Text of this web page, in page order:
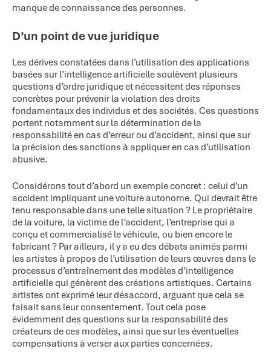
manque de connaissance des personnes.
D’un point de vue juridique
Les dérives constatées dans l’utilisation des applications
basées sur l’intelligence artificielle soulèvent plusieurs
questions d’ordre juridique et nécessitent des réponses
concrètes pour prévenir la violation des droits
fondamentaux des individus et des sociétés. Ces questions
portent notamment sur la détermination de la
responsabilité en cas d’erreur ou d’accident, ainsi que sur
la précision des sanctions à appliquer en cas d’utilisation
abusive.
Considérons tout d’abord un exemple concret : celui d’un
accident impliquant une voiture autonome. Qui devrait être
tenu responsable dans une telle situation ? Le propriétaire
de la voiture, la victime de l’accident, l’entreprise qui a
conçu et commercialisé le véhicule, ou bien encore le
fabricant ? Par ailleurs, il y a eu des débats animés parmi
les artistes à propos de l’utilisation de leurs œuvres dans le
processus d’entraînement des modèles d’intelligence
artificielle qui génèrent des créations artistiques. Certains
artistes ont exprimé leur désaccord, arguant que cela se
faisait sans leur consentement. Tout cela pose
évidemment des questions sur la responsabilité des
créateurs de ces modèles, ainsi que sur les éventuelles
compensations à verser aux parties concernées.